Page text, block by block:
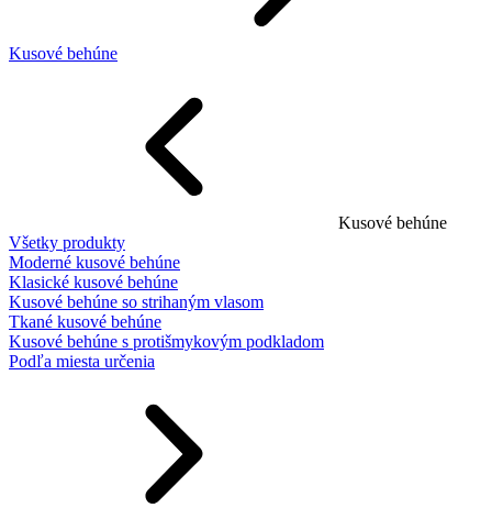
Kusové behúne
Kusové behúne
Všetky produkty
Moderné kusové behúne
Klasické kusové behúne
Kusové behúne so strihaným vlasom
Tkané kusové behúne
Kusové behúne s protišmykovým podkladom
Podľa miesta určenia